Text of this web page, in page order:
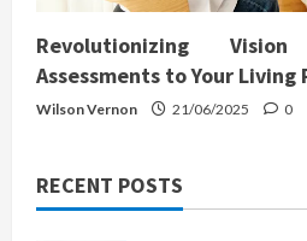
Revolutionizing
Assessments to Your Living
Wilson Vernon 21/06/2025 0
RECENT POSTS